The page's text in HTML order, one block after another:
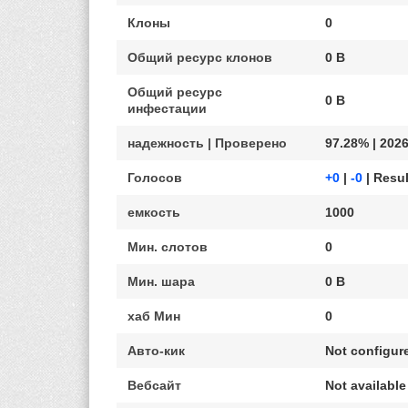
Клоны 0
Общий ресурс клонов 0 B
Общий ресурс
инфестации
0 B
надежность | Проверено 97.28% |
Голосов +0 | -0 |
емкость 1000
Мин. слотов 0
Мин. шара 0 B
хаб Мин 0
Авто-кик Not
Вебсайт Not available